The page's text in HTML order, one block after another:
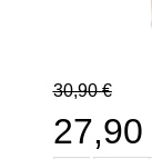
30,90€Le
prix
initial
27,90